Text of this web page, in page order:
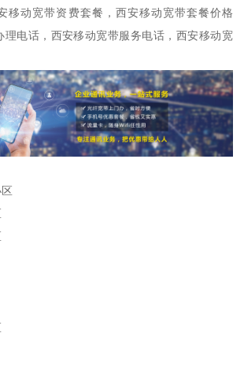
移动宽带资费套餐，西安移动宽带套餐价格
理电话，西安移动宽带服务电话，西安移动宽